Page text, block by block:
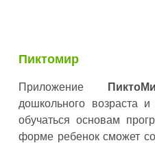
Пиктомир
Приложение
дошкольного возраста
обучаться основам
форме ребенок сможет